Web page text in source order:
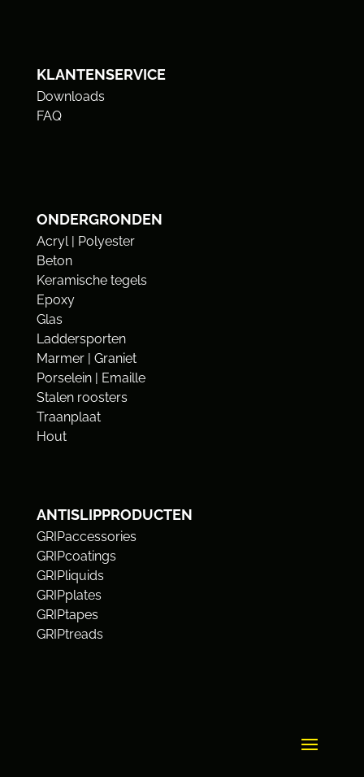
KLANTENSERVICE
Downloads
FAQ
ONDERGRONDEN
Acryl | Polyester
Beton
Keramische tegels
Epoxy
Glas
Laddersporten
Marmer | Graniet
Porselein | Emaille
Stalen roosters
Traanplaat
Hout
ANTISLIPPRODUCTEN
GRIPaccessories
GRIPcoatings
GRIPliquids
GRIPplates
GRIPtapes
GRIPtreads